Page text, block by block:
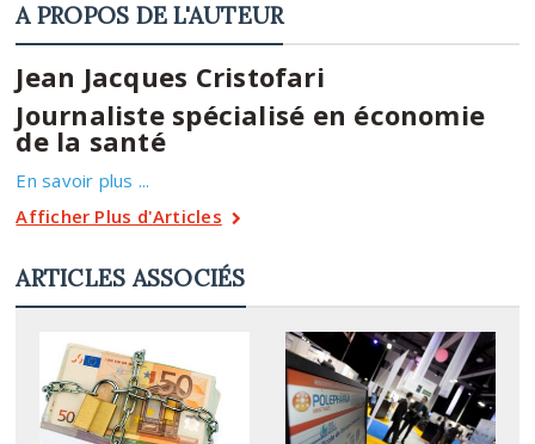
A PROPOS DE L'AUTEUR
Jean Jacques Cristofari
Journaliste spécialisé en économie
de la santé
En savoir plus ...
Afficher Plus d'Articles
ARTICLES ASSOCIÉS